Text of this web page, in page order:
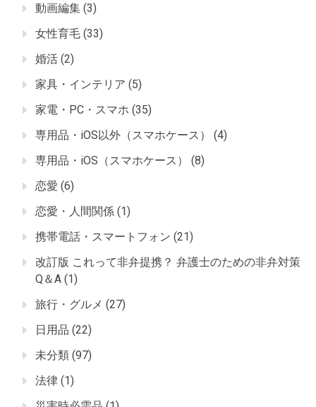
動画編集 (3)
女性育毛 (33)
婚活 (2)
家具・インテリア (5)
家電・PC・スマホ (35)
専用品・iOS以外（スマホケース）
(4)
専用品・iOS（スマホケース）
(8)
恋愛 (6)
恋愛・人間関係 (1)
携帯電話・スマートフォン (21)
改訂版 これって非弁提携？ 弁護士のための非弁対策
Q＆A (1)
旅行・グルメ (27)
日用品 (22)
未分類 (97)
法律 (1)